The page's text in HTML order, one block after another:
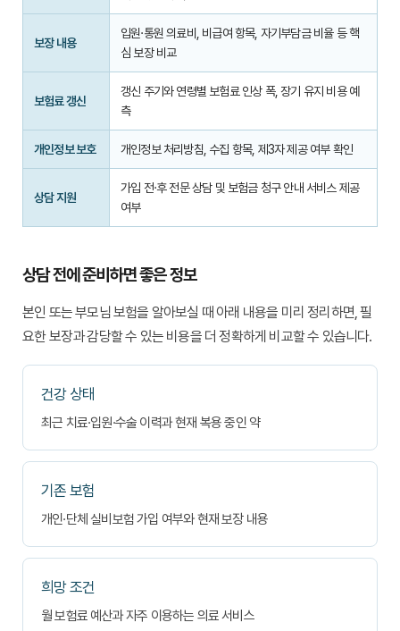
트
택
인
목
보장 내용
입원·통원 의료비, 비급여 항목, 자기부담금 비율 등 핵
심 보장 비교
보험료 갱신
갱신 주기와 연령별 보험료 인상 폭, 장기 유지 비용 예
측
개인정보 보호 개인정보 처리방침, 수집 항목, 제3자 제공 여부 확인
상담 지원
가입 전·후 전문 상담 및 보험금 청구 안내 서비스 제공
여부
상담 전에 준비하면 좋은 정보
본인 또는 부모님 보험을 알아보실 때 아래 내용을 미리 정리하면, 필
요한 보장과 감당할 수 있는 비용을 더 정확하게 비교할 수 있습니다.
건강 상태
최근 치료·입원·수술 이력과 현재 복용 중인 약
기존 보험
개인·단체 실비보험 가입 여부와 현재 보장 내용
희망 조건
월 보험료 예산과 자주 이용하는 의료 서비스